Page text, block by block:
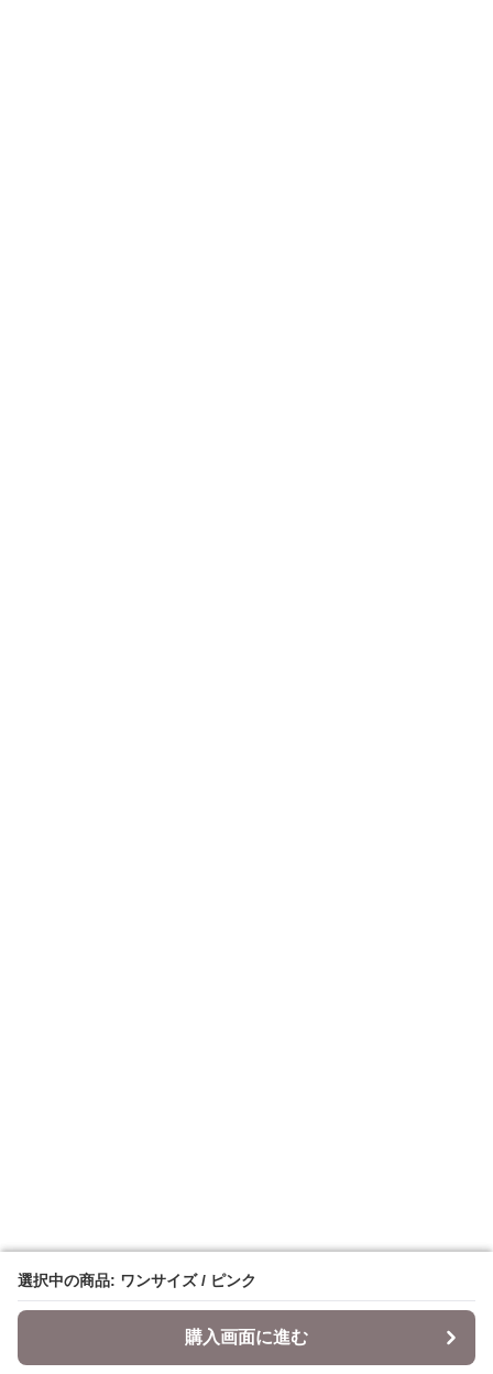
選択中の商品: ワンサイズ / ピンク
購入画面に進む
選択中の商品: ワンサイズ / ピンク
購入画面に進む